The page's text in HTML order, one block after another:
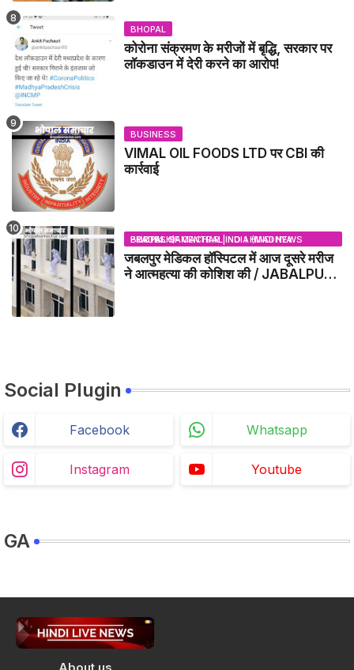
BHOPAL
कोरोना संक्रमण के मरीजों में बृद्धि, सरकार पर
लॉकडाउन में देरी करने का आरोप!
BUSINESS
VIMAL OIL FOODS LTD पर CBI की
कार्रवाई
BHOPAL SAMACHAR | NO 1 HINDI NEWS PORTAL OF CENTRAL INDIA (MADHYA PRADESH)
जबलपुर मेडिकल हॉस्पिटल में आज दूसरे मरीज
ने आत्महत्या की कोशिश की / JABALPUR
Social Plugin
Facebook Whatsapp
Instagram Youtube
GA